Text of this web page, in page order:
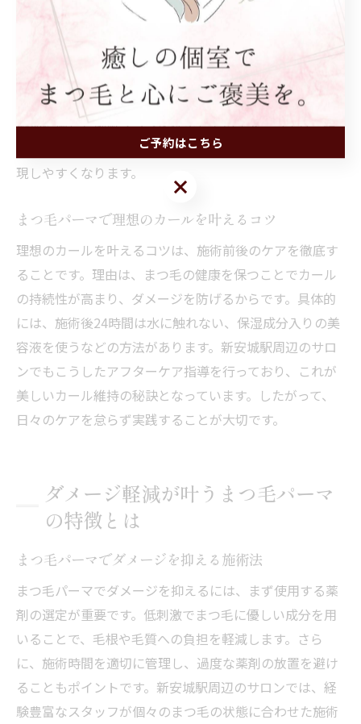
フに現状を詳しく伝えることが重要です。理由は、まつ
毛の長さや太さ、ダメージ具合によって最適な薬剤やカ
ールの強さが異なるためです。新安城駅周辺のサロンで
は、カウンセリングでまつ毛の健康状態をチェックし、
個別に適した施術プランを提案しています。つまり、相
談時に正確な情報を伝えることで、理想の仕上がりを実
現しやすくなります。
まつ毛パーマで理想のカールを叶えるコツ
理想のカールを叶えるコツは、施術前後のケアを徹底す
ることです。理由は、まつ毛の健康を保つことでカール
の持続性が高まり、ダメージを防げるからです。具体的
には、施術後24時間は水に触れない、保湿成分入りの美
容液を使うなどの方法があります。新安城駅周辺のサロ
ンでもこうしたアフターケア指導を行っており、これが
美しいカール維持の秘訣となっています。したがって、
日々のケアを怠らず実践することが大切です。
ダメージ軽減が叶うまつ毛パーマ
の特徴とは
まつ毛パーマでダメージを抑える施術法
まつ毛パーマでダメージを抑えるには、まず使用する薬
剤の選定が重要です。低刺激でまつ毛に優しい成分を用
いることで、毛根や毛質への負担を軽減します。さら
に、施術時間を適切に管理し、過度な薬剤の放置を避け
ることもポイントです。新安城駅周辺のサロンでは、経
験豊富なスタッフが個々のまつ毛の状態に合わせた施術
ご予約はこちら
ご予約はこちら